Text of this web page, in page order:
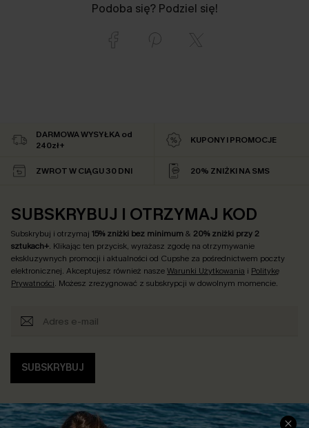
Podoba się? Podziel się!
DARMOWA WYSYŁKA od
240zł+
KUPONY I PROMOCJE
ZWROT W CIĄGU 30 DNI 20% ZNIŻKI NA SMS
SUBSKRYBUJ I OTRZYMAJ KOD
Subskrybuj i otrzymaj 15% zniżki bez minimum& 20% zniżki przy 2
sztukach+. Klikając ten przycisk, wyrażasz zgodę na otrzymywanie
ekskluzywnych promocji i aktualności od Cupshe za pośrednictwem poczty
elektronicznej. Akceptujesz również naszeWarunki Użytkowania i Politykę
Prywatności. Możesz zrezygnować z subskrypcji w dowolnym momencie.
SUBSKRYBUJ